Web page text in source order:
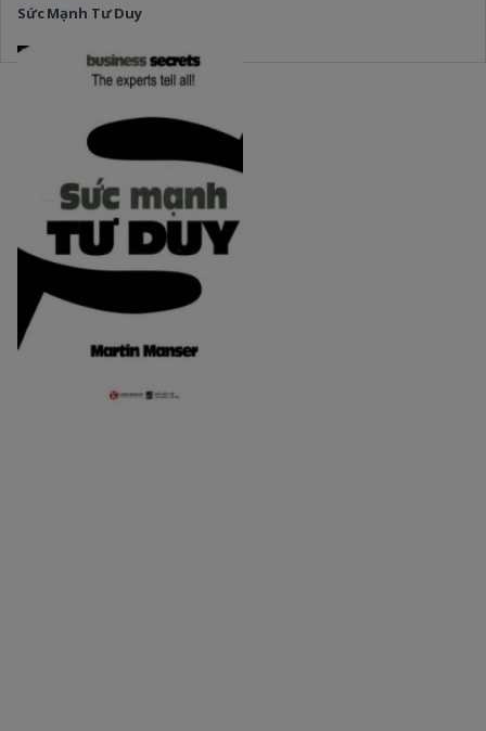
Sức Mạnh Tư Duy